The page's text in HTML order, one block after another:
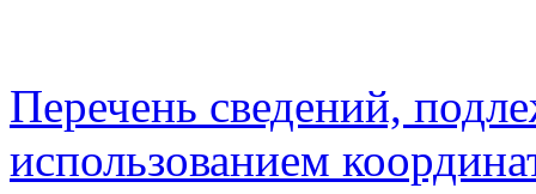
Перечень сведений,
использованием